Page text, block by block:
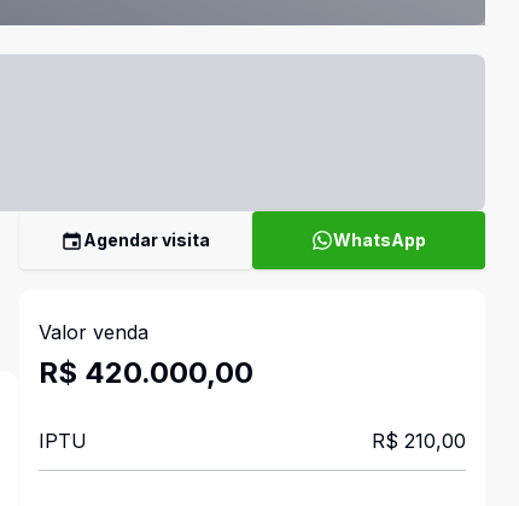
Agendar visita WhatsApp
Valor venda
R$ 420.000,00
IPTU R$ 210,00